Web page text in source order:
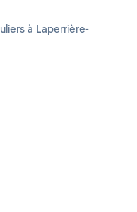
à Laperrière-